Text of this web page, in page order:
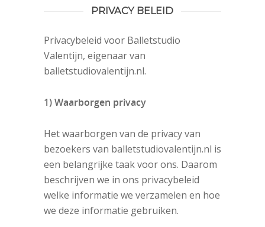
PRIVACY BELEID
Privacybeleid voor Balletstudio
Valentijn, eigenaar van
balletstudiovalentijn.nl.
1)Waarborgen privacy
Het waarborgen van de privacy van
bezoekers van balletstudiovalentijn.nl is
een belangrijke taak voor ons. Daarom
beschrijven we in ons privacybeleid
welke informatie we verzamelen en hoe
we deze informatie gebruiken.